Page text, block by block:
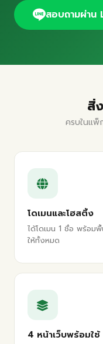
สอบถามผ่าน
สิ่
ครบในแพ็
โดเมนและโฮสติ้ง
ได้โดเมน 1 ชื่อ พร้อม
ให้ทั้งหมด
4 หน้าเว็บพร้อมใช้